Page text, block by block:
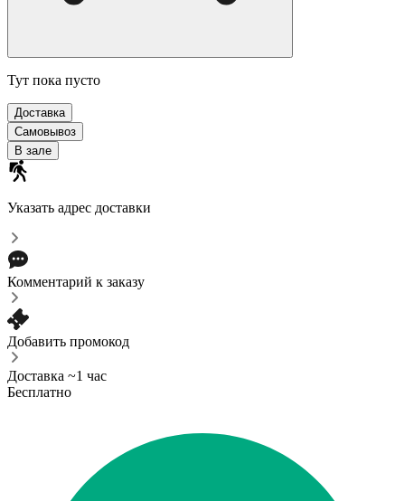
Тут пока пусто
Доставка
Самовывоз
В зале
Указать адрес доставки
Комментарий к заказу
Добавить промокод
Доставка ~1 час
Бесплатно